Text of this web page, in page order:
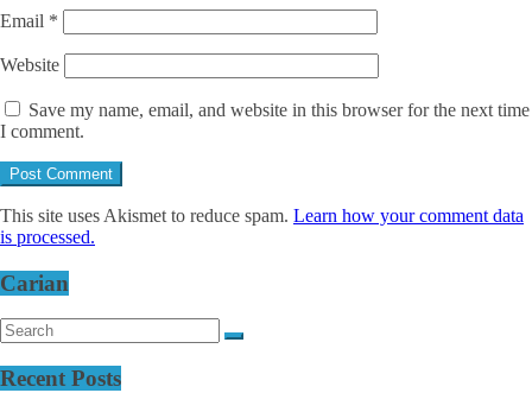
Email *
Website
Save my name, email, and website in this browser for the next time
I comment.
This site uses Akismet to reduce spam. Learn how your comment data
is processed.
Carian
Recent Posts